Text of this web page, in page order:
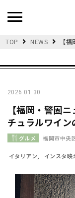
TOP NEWS 【
2026.01.30
【福岡・警固
チュラルワイン
グルメ 福岡市中央
イタリアン インスタ映